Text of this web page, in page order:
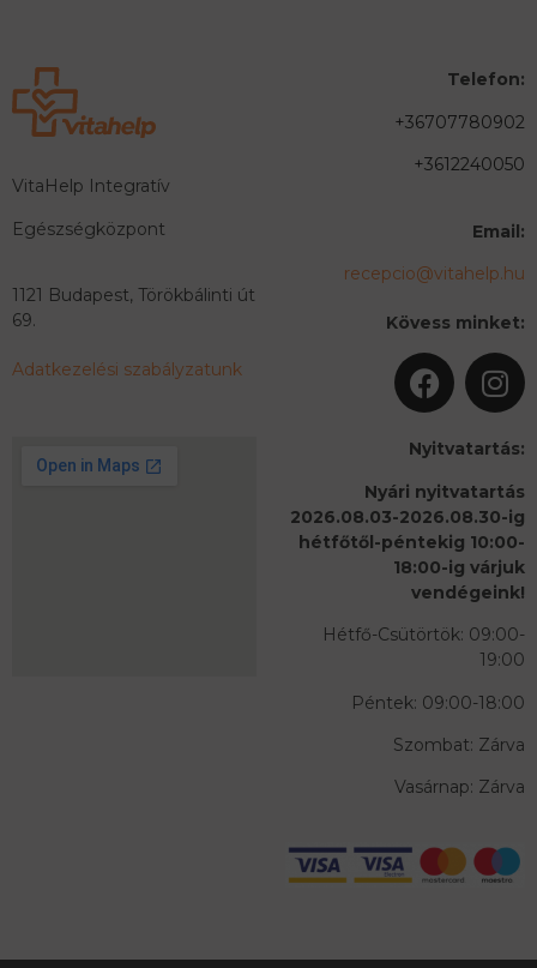
VitaHelp Integratív
Egészségközpont
1121 Budapest, Törökbálinti út
69.
Adatkezelési szabályzatunk
Telefon:
+36707780902
+3612240050
Email:
recepcio@vitahelp.hu
Kövess minket:
Nyitvatartás:
Nyári nyitvatartás
2026.08.03-2026.08.30-ig
hétfőtől-péntekig 10:00-
18:00-ig várjuk
vendégeink!
Hétfő-Csütörtök: 09:00-
19:00
Péntek: 09:00-18:00
Szombat: Zárva
Vasárnap: Zárva